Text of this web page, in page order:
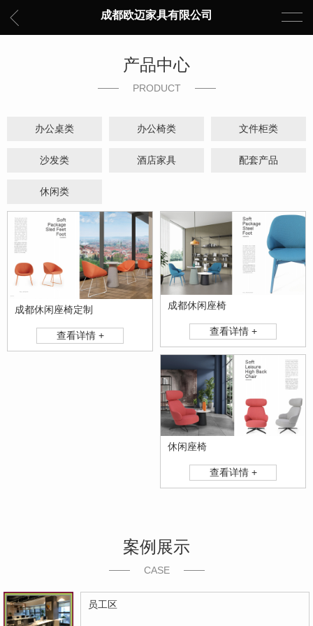
成都欧迈家具有限公司
产品中心
PRODUCT
办公桌类 办公椅类 文件柜类
沙发类 酒店家具 配套产品
休闲类
成都休闲座椅定制
查看详情 +
成都休闲座椅
查看详情 +
休闲座椅
查看详情 +
案例展示
CASE
员工区